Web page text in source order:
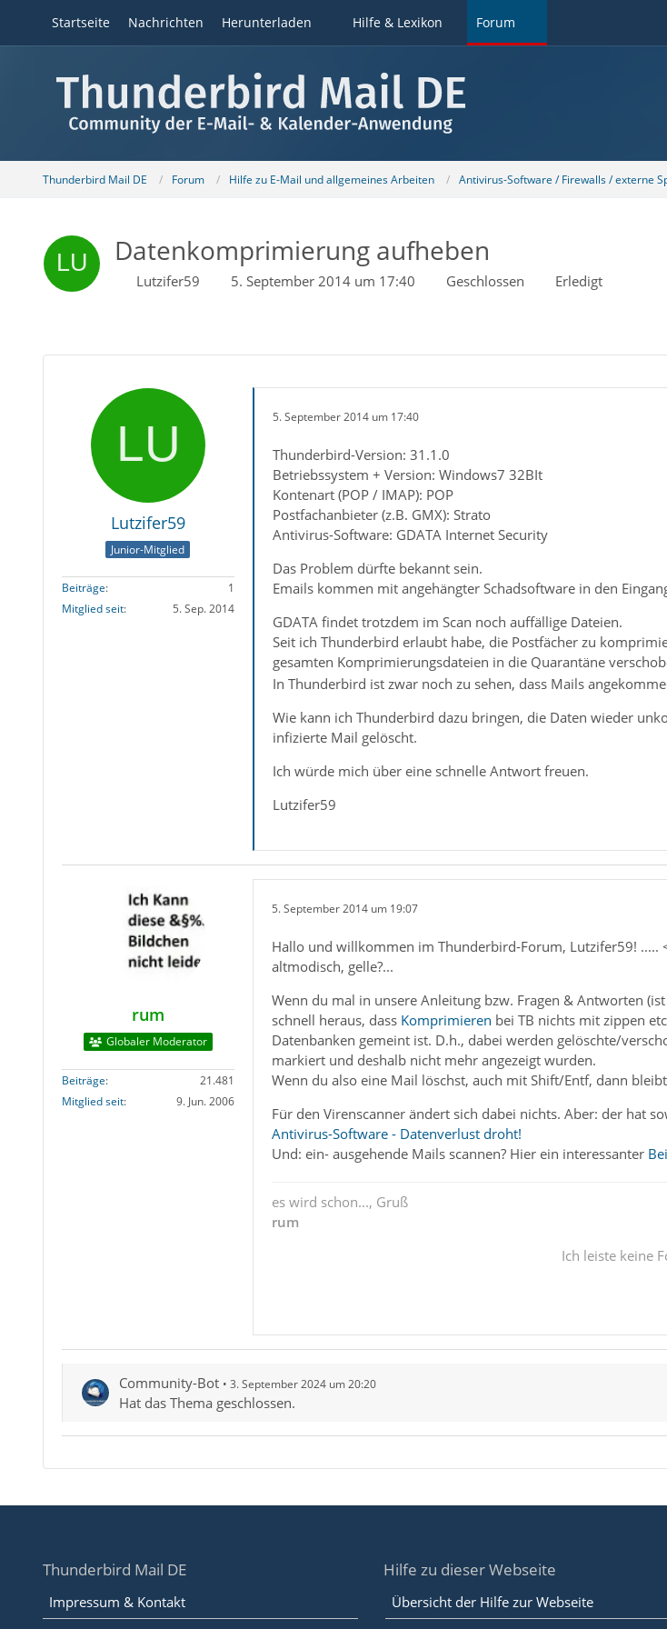
Startseite Nachrichten Herunterladen Hilfe & Lexikon Forum
Thunderbird Mail DE Forum Hilfe zu E-Mail und allgemeines Arbeiten Antivirus-Software / Firewalls / externe
Datenkomprimierung aufheben
Lutzifer59 5. September 2014 um 17:40 Geschlossen Erledigt
Lutzifer59
Junior-Mitglied
Beiträge
1
Mitglied seit
5. Sep. 2014
5. September 2014 um 17:40
Thunderbird-Version: 31.1.0
Betriebssystem + Version: Windows7 32BIt
Kontenart (POP / IMAP): POP
Postfachanbieter (z.B. GMX): Strato
Antivirus-Software: GDATA Internet Security
Das Problem dürfte bekannt sein.
Emails kommen mit angehängter Schadsoftware in den
GDATA findet trotzdem im Scan noch auffällige Dateien.
Seit ich Thunderbird erlaubt habe, die Postfächer zu
gesamten Komprimierungsdateien in die Quarantäne
In Thunderbird ist zwar noch zu sehen, dass Mails
Wie kann ich Thunderbird dazu bringen, die Daten wieder
infizierte Mail gelöscht.
Ich würde mich über eine schnelle Antwort freuen.
Lutzifer59
rum
Globaler Moderator
Beiträge
21.481
Mitglied seit
9. Jun. 2006
5. September 2014 um 19:07
Hallo und willkommen im Thunderbird-Forum, Lutzifer59! .....
altmodisch, gelle?...
Wenn du mal in unsere Anleitung bzw. Fragen & Antworten
schnell heraus, dass Komprimieren bei TB nichts mit zippen
Datenbanken gemeint ist. D.h., dabei werden gelöschte/
markiert und deshalb nicht mehr angezeigt wurden.
Wenn du also eine Mail löschst, auch mit Shift/Entf, dann
Für den Virenscanner ändert sich dabei nichts. Aber: der hat
Antivirus-Software - Datenverlust droht!
Und: ein- ausgehende Mails scannen? Hier ein interessanter
es wird schon..., Gruß
rum
Ich leiste keine
Community-Bot 3. September 2024 um 20:20
Hat das Thema geschlossen.
Thunderbird Mail DE
Impressum & Kontakt
Hilfe zu dieser Webseite
Übersicht der Hilfe zur Webseite